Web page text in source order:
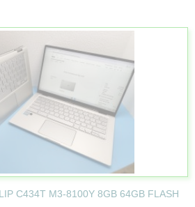
C434T M3-8100Y 8GB 64GB FLASH